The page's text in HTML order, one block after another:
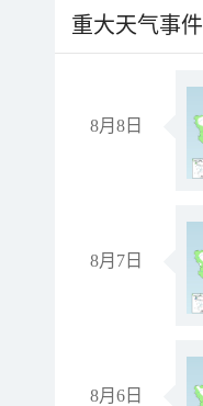
重大天气事件
8月8日
8月7日
8月6日